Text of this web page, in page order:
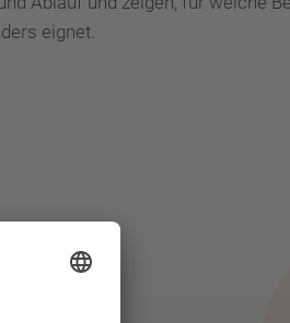
eignet.